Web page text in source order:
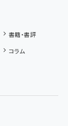
書籍・書評
コラム